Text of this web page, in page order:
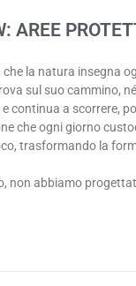
AREE
la natura insegna
sul suo cammino,
continua a scorrere,
che ogni giorno
trasformando la
non abbiamo